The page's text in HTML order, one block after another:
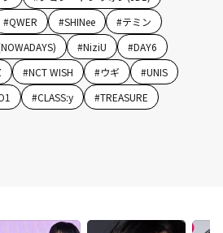
#QWER #SHINee #テミン
#NiziU #DAY6
#NCT WISH #ウギ #UNIS
#CLASS:y #TREASURE